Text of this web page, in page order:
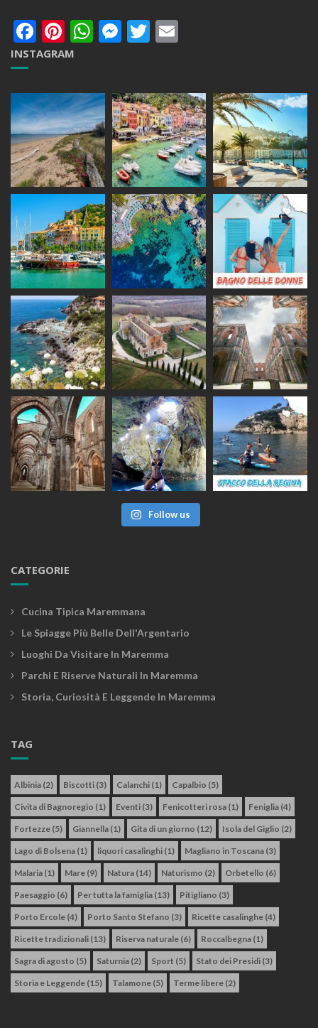
Facebook
Pinterest
WhatsApp
Messenger
Twitter
INSTAGRAM
Follow us
CATEGORIE
Cucina Tipica Maremmana
Le Spiagge Più Belle Dell'Argentario
Luoghi Da Visitare In Maremma
Parchi E Riserve Naturali In Maremma
Storia, Curiosità E Leggende In Maremma
TAG
Albinia (2) Biscotti (3) Calanchi (1) Capalbio (5)
Civita di Bagnoregio (1) Eventi (3) Fenicotteri rosa (1) Feniglia (4)
Fortezze (5) Giannella (1) Gita di un giorno (12) Isola del Giglio (2)
Lago di Bolsena (1) liquori casalinghi (1) Magliano in Toscana (3)
Malaria (1) Mare (9) Natura (14) Naturismo (2) Orbetello (6)
Paesaggio (6) Per tutta la famiglia (13) Pitigliano (3)
Porto Ercole (4) Porto Santo Stefano (3) Ricette casalinghe (4)
Ricette tradizionali (13) Riserva naturale (6) Roccalbegna (1)
Sagra di agosto (5) Saturnia (2) Sport (5) Stato dei Presidi (3)
Storia e Leggende (15) Talamone (5) Terme libere (2)